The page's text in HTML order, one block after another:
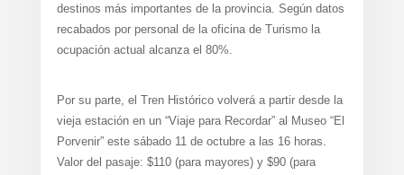
destinos más importantes de la provincia. Según datos
recabados por personal de la oficina de Turismo la
ocupación actual alcanza el 80%.
Por su parte, el Tren Histórico volverá a partir desde la
vieja estación en un “Viaje para Recordar” al Museo “El
Porvenir” este sábado 11 de octubre a las 16 horas.
Valor del pasaje: $110 (para mayores) y $90 (para